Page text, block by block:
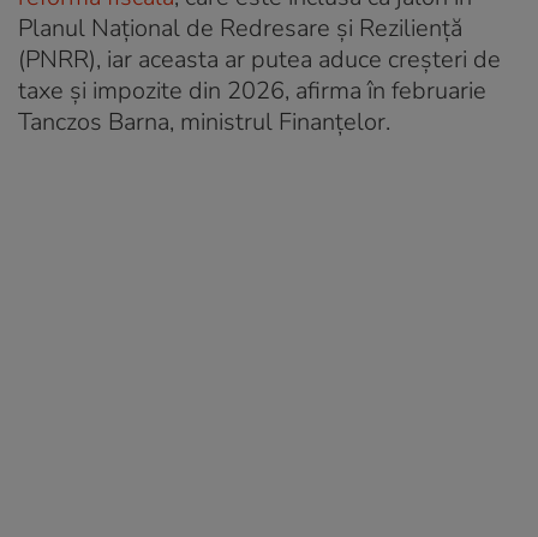
Planul Național de Redresare și Reziliență
(PNRR), iar aceasta ar putea aduce creșteri de
taxe și impozite din 2026, afirma în februarie
Tanczos Barna, ministrul Finanțelor.